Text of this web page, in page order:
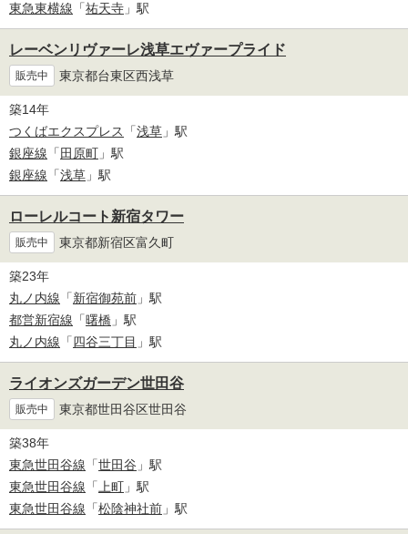
東急東横線 「祐天寺 」駅
レーベンリヴァーレ浅草エヴァープライド
販売中 東京都台東区西浅草
築14年
つくばエクスプレス
「浅草 」駅
銀座線 「 田原町 」駅
銀座線 「浅草 」駅
ローレルコート新宿タワー
販売中 東京都新宿区富久町
築23年
丸ノ内線 「新宿御苑前 」駅
都営新宿線 「曙橋 」駅
丸ノ内線 「四谷三丁目 」駅
ライオンズガーデン世田谷
販売中 東京都世田谷区世田谷
築38年
東急世田谷線 「世田谷 」駅
東急世田谷線 「 上町 」駅
東急世田谷線 「松陰神社前 」駅